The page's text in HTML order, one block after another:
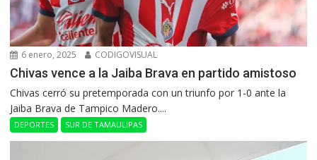
6 enero, 2025 CODIGOVISUAL
Chivas vence a la Jaiba Brava en partido amistoso
Chivas cerró su pretemporada con un triunfo por 1-0 ante la
Jaiba Brava de Tampico Madero....
DEPORTES SUR DE TAMAULIPAS